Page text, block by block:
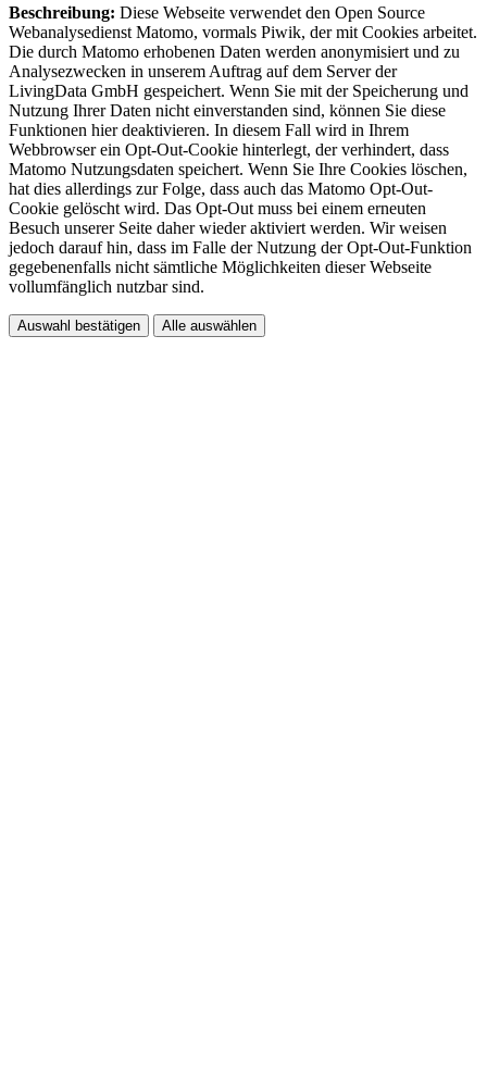
Beschreibung: Diese Webseite verwendet den Open Source
Webanalysedienst Matomo, vormals Piwik, der mit Cookies arbeitet.
Die durch Matomo erhobenen Daten werden anonymisiert und zu
Analysezwecken in unserem Auftrag auf dem Server der
LivingData GmbH gespeichert. Wenn Sie mit der Speicherung und
Nutzung Ihrer Daten nicht einverstanden sind, können Sie diese
Funktionen hier deaktivieren. In diesem Fall wird in Ihrem
Webbrowser ein Opt-Out-Cookie hinterlegt, der verhindert, dass
Matomo Nutzungsdaten speichert. Wenn Sie Ihre Cookies löschen,
hat dies allerdings zur Folge, dass auch das Matomo Opt-Out-
Cookie gelöscht wird. Das Opt-Out muss bei einem erneuten
Besuch unserer Seite daher wieder aktiviert werden. Wir weisen
jedoch darauf hin, dass im Falle der Nutzung der Opt-Out-Funktion
gegebenenfalls nicht sämtliche Möglichkeiten dieser Webseite
vollumfänglich nutzbar sind.
Auswahl bestätigen Alle auswählen